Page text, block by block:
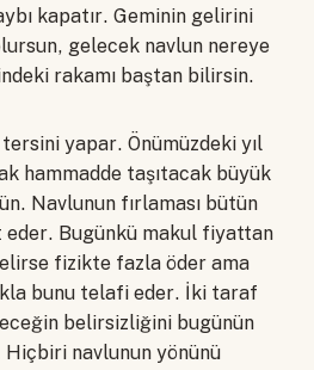
kapatır. Geminin gelirini
gelecek navlun nereye
rakamı baştan bilirsin.
yapar. Önümüzdeki yıl
hammadde taşıtacak büyük
Navlunun fırlaması bütün
eder. Bugünkü makul fiyattan
fizikte fazla öder ama
bunu telafi eder. İki taraf
belirsizliğini bugünün
navlunun yönünü